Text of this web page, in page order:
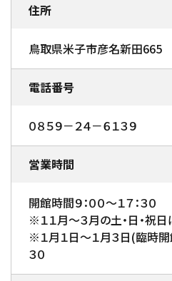
住所
鳥取県米子市彦名新田665
電話番号
０８５９－２４－６１３９
営業時間
開館時間９：００～１７：３０
※１１月～３月の土・日・祝日
※１月１日～１月３日(臨時開
３０